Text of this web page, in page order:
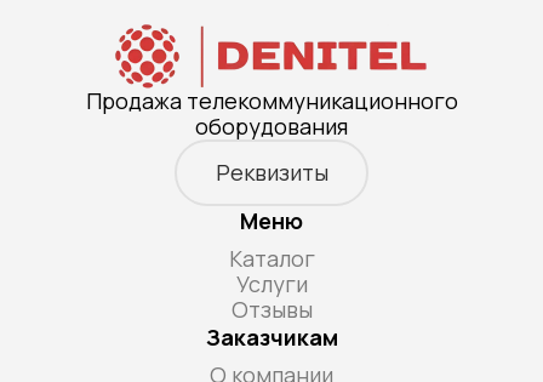
Продажа телекоммуникационного
оборудования
Реквизиты
Меню
Каталог
Услуги
Отзывы
Заказчикам
О компании